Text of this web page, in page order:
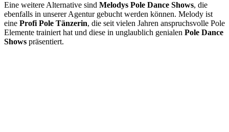
Eine weitere Alternative sind Melodys Pole Dance Shows, die
ebenfalls in unserer Agentur gebucht werden können. Melody ist
eine Profi Pole Tänzerin, die seit vielen Jahren anspruchsvolle Pole
Elemente trainiert hat und diese in unglaublich genialen Pole Dance
Shows präsentiert.